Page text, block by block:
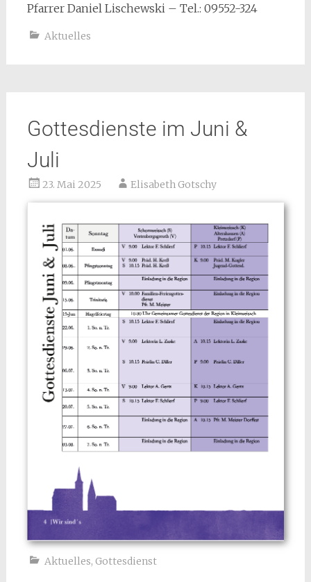
Pfarrer Daniel Lischewski – Tel.: 09552-324
Aktuelles
Gottesdienste im Juni &
Juli
23. Mai 2025 Elisabeth Gotschy
Aktuelles, Gottesdienst